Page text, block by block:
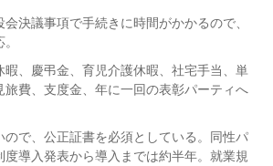
決議事項で手続きに時間がかかるので、
暇、慶弔金、育児介護休暇、社宅手当、単
旅費、支度金、年に一回の表彰パーティへ
ので、公正証書を必須としている。同性パ
度導入発表から導入までは約半年。就業規